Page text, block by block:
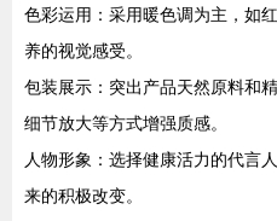
色彩运用：采用暖色调为主，如
养的视觉感受。
包装展示：突出产品天然原料和
细节放大等方式增强质感。
人物形象：选择健康活力的代言
来的积极改变。